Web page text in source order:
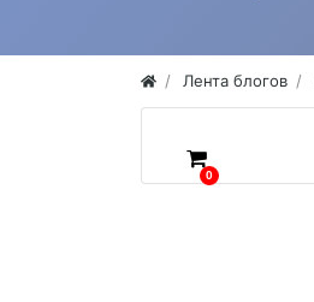
Лента блогов
0